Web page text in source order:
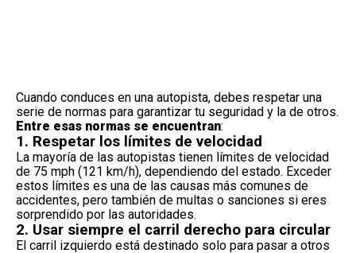
Cuando conduces en una autopista, debes respetar una
serie de normas para garantizar tu seguridad y la de otros.
Entre esas normas se encuentran:
1. Respetar los límites de velocidad
La mayoría de las autopistas tienen límites de velocidad
de 75 mph (121 km/h), dependiendo del estado. Exceder
estos límites es una de las causas más comunes de
accidentes, pero también de multas o sanciones si eres
sorprendido por las autoridades.
2. Usar siempre el carril derecho para circular
El carril izquierdo está destinado solo para pasar a otros